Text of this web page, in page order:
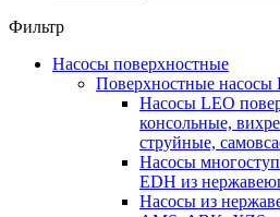
Фильтр
Насосы поверхностные
Поверхностные насосы
Насосы LEO
консольные,
струйные,
Насосы
EDH из
Насосы из